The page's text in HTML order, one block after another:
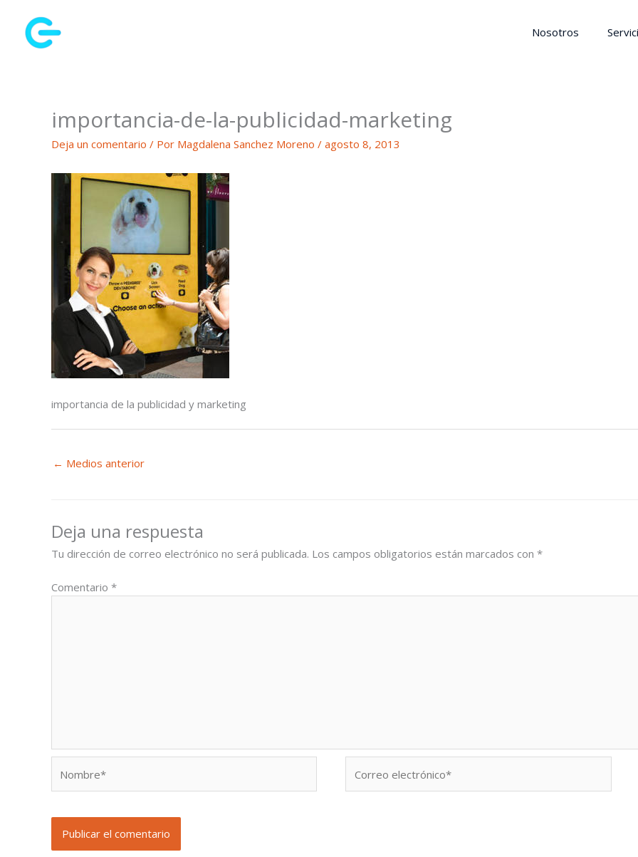
contenido
Nosotros
importancia-de-la-publicidad-marketing
Deja un comentario / Por Magdalena Sanchez Moreno / agosto 8, 2013
importancia de la publicidad y marketing
← Medios anterior
Deja una respuesta
Tu dirección de correo electrónico no será publicada. Los campos obligatorios están marcados con *
Comentario *
electrónico*